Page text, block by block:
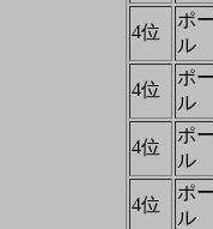
4位
ポー
ル
4位
ポー
ル
4位
ポー
ル
4位
ポー
ル